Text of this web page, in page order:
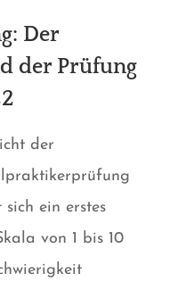
Der
der Prüfung
der
ein erstes
von 1 bis 10